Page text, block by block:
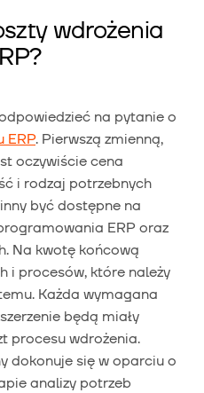
wdrożenia
na pytanie o
ERP. Pierwszą zmienną,
oczywiście cena
i rodzaj potrzebnych
być dostępne na
ERP oraz
Na kwotę końcową
i procesów, które należy
Każda wymagana
będą miały
procesu wdrożenia.
dokonuje się w oparciu o
analizy potrzeb